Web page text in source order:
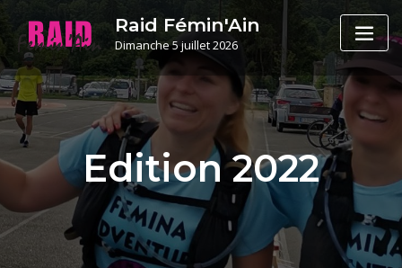
content
Raid Fémin'Ain
Dimanche 5 juillet 2026
Edition 2022